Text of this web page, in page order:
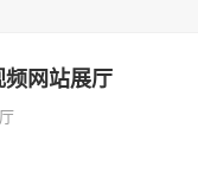
网站展厅